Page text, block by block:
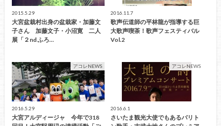
2015.5.29
大宮盆栽村出身の盆栽家・加藤文
子さん 加藤文子・小沼寛 二人
展「２nd ふろ…
2016.11.7
歌声伝道師の平林龍が指導する巨
大歌声喫茶！歌声フェスティバル
Vol.2
アコレNEWS
2016.5.29
大宮アルディージャ 今年で318
アコレNEWS
2016.6.1
さいたま観光大使でもあるバリト